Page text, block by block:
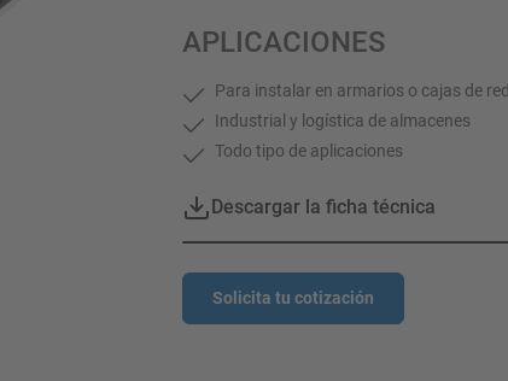
APLICACIONES
Para instalar en armarios o cajas de red
Industrial y logística de almacenes
Todo tipo de aplicaciones
Descargar la ficha técnica
Solicita tu cotización